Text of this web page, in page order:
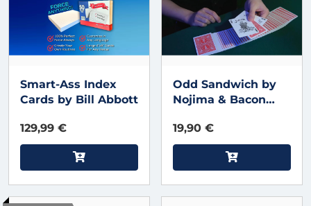
Smart-Ass Index
Cards by Bill Abbott
129,99 €
Odd Sandwich by
Nojima & Bacon
19,90 €